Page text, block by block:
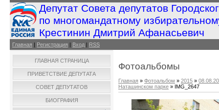
Депутат Совета депутатов
по многомандатному
Крестинин Дмитрий Афанасьевич
Главная | Регистрация | Вход | RSS
ГЛАВНАЯ СТРАНИЦА
ПРИВЕТСТВИЕ ДЕПУТАТА
СОВЕТ ДЕПУТАТОВ
БИОГРАФИЯ
Фотоальбомы
Главная » Фотоальбом » 2015 »
Наташинском парке » IMG_2647